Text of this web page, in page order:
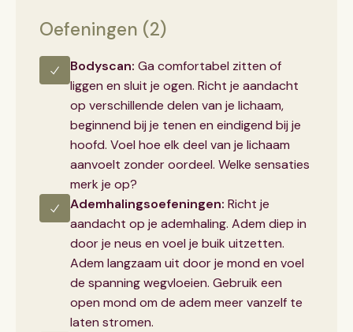
Oefeningen (2)
Bodyscan: Ga comfortabel zitten of
liggen en sluit je ogen. Richt je aandacht
op verschillende delen van je lichaam,
beginnend bij je tenen en eindigend bij je
hoofd. Voel hoe elk deel van je lichaam
aanvoelt zonder oordeel. Welke sensaties
merk je op?
Ademhalingsoefeningen: Richt je
aandacht op je ademhaling. Adem diep in
door je neus en voel je buik uitzetten.
Adem langzaam uit door je mond en voel
de spanning wegvloeien. Gebruik een
open mond om de adem meer vanzelf te
laten stromen.